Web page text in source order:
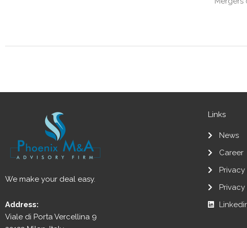
We make your deal easy.
Address:
Viale di Porta Vercellina 9
Links
News
Career